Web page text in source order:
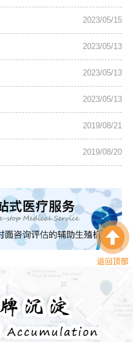
2023/05/15
2023/05/13
2023/05/13
2023/05/13
2019/08/21
2019/08/20